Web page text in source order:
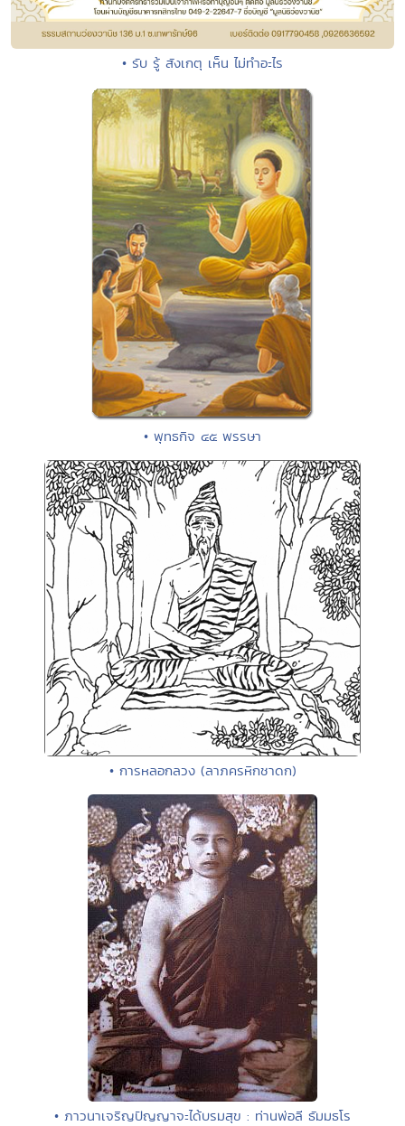
• รับ รู้ สังเกตุ เห็น ไม่ทำอะไร
• พุทธกิจ ๔๕ พรรษา
• การหลอกลวง (ลาภครหิกชาดก)
• ภาวนาเจริญปัญญาจะได้บรมสุข : ท่านพ่อลี ธัมมธโร